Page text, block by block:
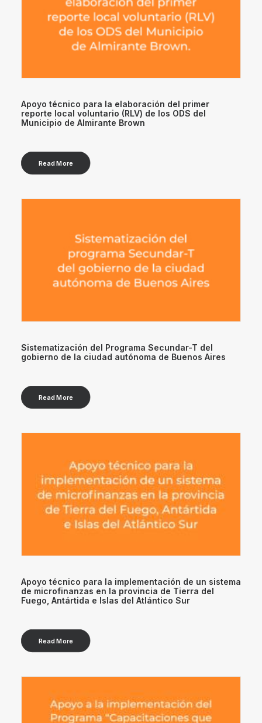
Apoyo técnico para la elaboración del primer
reporte local voluntario (RLV) de los ODS del
Municipio de Almirante Brown
Read More
Sistematización del Programa Secundar-T del
gobierno de la ciudad autónoma de Buenos Aires
Read More
Apoyo técnico para la implementación de un sistema
de microfinanzas en la provincia de Tierra del
Fuego, Antártida e Islas del Atlántico Sur
Read More